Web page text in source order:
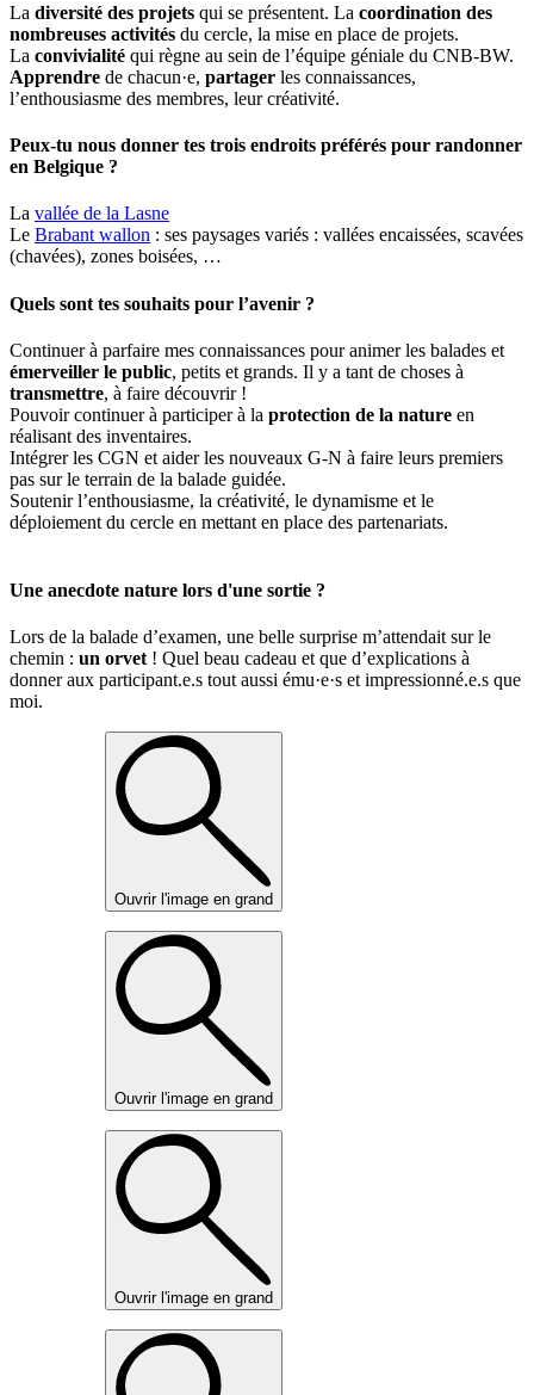
La diversité des projets qui se présentent. La coordination des
nombreuses activités du cercle, la mise en place de projets.
La convivialité qui règne au sein de l’équipe géniale du CNB-BW.
Apprendre de chacun·e, partager les connaissances,
l’enthousiasme des membres, leur créativité.
Peux-tu nous donner tes trois endroits préférés pour randonner
en Belgique ?
La vallée de la Lasne
Le Brabant wallon : ses paysages variés : vallées encaissées, scavées
(chavées), zones boisées, …
Quels sont tes souhaits pour l’avenir ?
Continuer à parfaire mes connaissances pour animer les balades et
émerveiller le public, petits et grands. Il y a tant de choses à
transmettre, à faire découvrir !
Pouvoir continuer à participer à la protection de la nature en
réalisant des inventaires.
Intégrer les CGN et aider les nouveaux G-N à faire leurs premiers
pas sur le terrain de la balade guidée.
Soutenir l’enthousiasme, la créativité, le dynamisme et le
déploiement du cercle en mettant en place des partenariats.
Une anecdote nature lors d'une sortie ?
Lors de la balade d’examen, une belle surprise m’attendait sur le
chemin : un orvet! Quel beau cadeau et que d’explications à
donner aux participant.e.s tout aussi ému·e·s et impressionné.e.s que
moi.
Ouvrir l'image en grand
Ouvrir l'image en grand
Ouvrir l'image en grand